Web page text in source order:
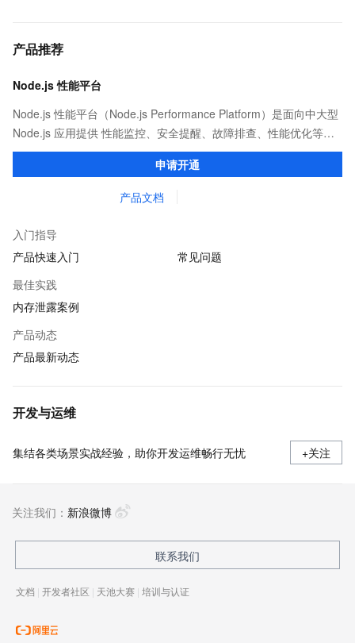
产品推荐
Node.js 性能平台
Node.js 性能平台（Node.js Performance Platform）是面向中大型
Node.js 应用提供 性能监控、安全提醒、故障排查、性能优化等服
务的整体性解决方案。提供完善的工具链和服务，协助客户主动、
申请开通
产品文档
入门指导
产品快速入门
常见问题
最佳实践
内存泄露案例
产品动态
产品最新动态
开发与运维
集结各类场景实战经验，助你开发运维畅行无忧 +关注
关注我们： 新浪微博
联系我们
文档 | 开发者社区 | 天池大赛 | 培训与认证